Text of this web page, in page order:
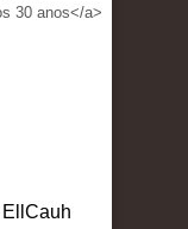
30 anos</a>